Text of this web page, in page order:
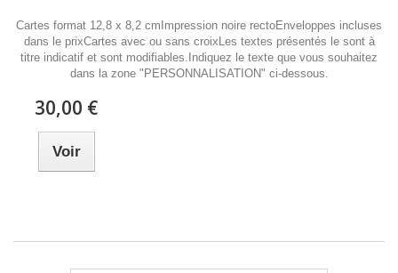
Cartes format 12,8 x 8,2 cmImpression noire rectoEnveloppes incluses
dans le prixCartes avec ou sans croixLes textes présentés le sont à
titre indicatif et sont modifiables.Indiquez le texte que vous souhaitez
dans la zone "PERSONNALISATION" ci-dessous.
30,00 €
Voir